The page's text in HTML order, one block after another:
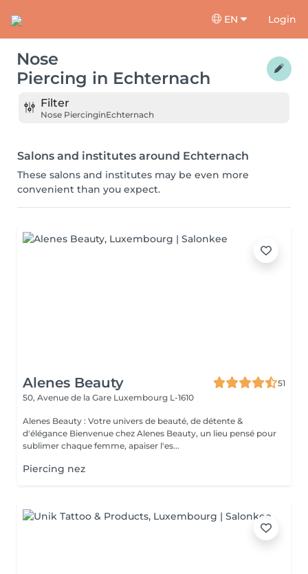
EN Login
Nose
Piercing in Echternach
Filter
Nose PiercinginEchternach
Salons and institutes around Echternach
These salons and institutes may be even more
convenient than you expect.
Alenes Beauty
51
50, Avenue de la Gare Luxembourg L-1610
Alenes Beauty : Votre univers de beauté, de détente &
d'élégance Bienvenue chez Alenes Beauty, un lieu pensé pour
sublimer chaque femme, apaiser l'es...
Piercing nez